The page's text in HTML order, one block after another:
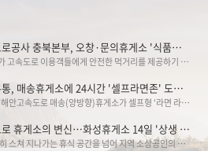
(오창휴게소) 한국도로공사 충북본부, 오창·문의휴게소 '식품안심구역' 추가 지정
한국도로공사 충북본부가 고속도로 이용객들에게 안전한 먹거리를 제공하기 위해 관내 휴게소의 식품안심구역 지정을 대폭 확대했다. 도공 충북본부는 오창(양방향)휴게소와 문의청남대(양방향)휴게소가 식품안심구역으로 추가 지정됨에 따라, 오창(하남방향)휴게소에서 공식 지정식을 개최했다. 기사출처▶한국도로공사 충북본부, 오창·문의휴게소 '식품안심구역' 추가 지정:브레이크뉴스
(매송휴게소) 대보유통, 매송휴게소에 24시간 '셀프라면존' 도입 … 30종 라면 직접 골라 조리
대보유통이 운영 중인 서해안고속도로 매송(양방향)휴게소가 셀프형 ‘라면 라이브러리 존’을 설치·운영하고 있어 화제다. 이를 통해 휴게소 가격 안정 그리고 야간 고객 서비스 강화라는 두 마리 토끼 잡기에 나섰다. 기사출처 ▶대보유통, 매송휴게소에 24시간 '셀프라면존' 도입 … 30종 라면 직접 골라 조리 | 뉴데일리
(화성휴게소) 고속도로 휴게소의 변신…화성휴게소 14일 '상생 플리마켓'
고속도로 휴게소가 단순히 스쳐 지나가는 휴식 공간을 넘어 지역 소상공인의 판로를 열고 관광을 활성화하는 '상생 플랫폼'으로 변신한다. ▶ 기사링크 :고속도로 휴게소의 변신…화성휴게소 14일 '상생 플리마켓'